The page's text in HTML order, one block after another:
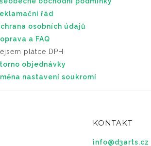
řád
osobních údajů
a FAQ
plátce DPH
objednávky
nastavení soukromí
KONTAKT
info@d3arts.cz